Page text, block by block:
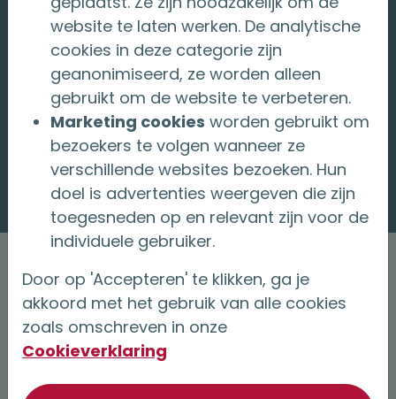
maximale bedrag waar je belastingvoordeel
over geniet in een belastingjaar noemen we
jaarruimte. Bereken hier hoeveel jaarruimte jij
Let op:Aan de uitslag van de rekentool
kunnen geen rechten worden ontleend.
Om je jaarruimte te berekenen, heb je
de volgende documenten nodig
Dit heb je nodig voor de berekening
website te laten werken. De analytische
cookies in deze categorie zijn
geanonimiseerd, ze worden alleen
gebruikt om de website te verbeteren.
Marketing cookies worden gebruikt om
bezoekers te volgen wanneer ze
verschillende websites bezoeken. Hun
doel is advertenties weergeven die zijn
toegesneden op en relevant zijn voor de
individuele gebruiker.
Door op 'Accepteren' te klikken, ga je
akkoord met het gebruik van alle cookies
zoals omschreven in onze
Cookieverklaring